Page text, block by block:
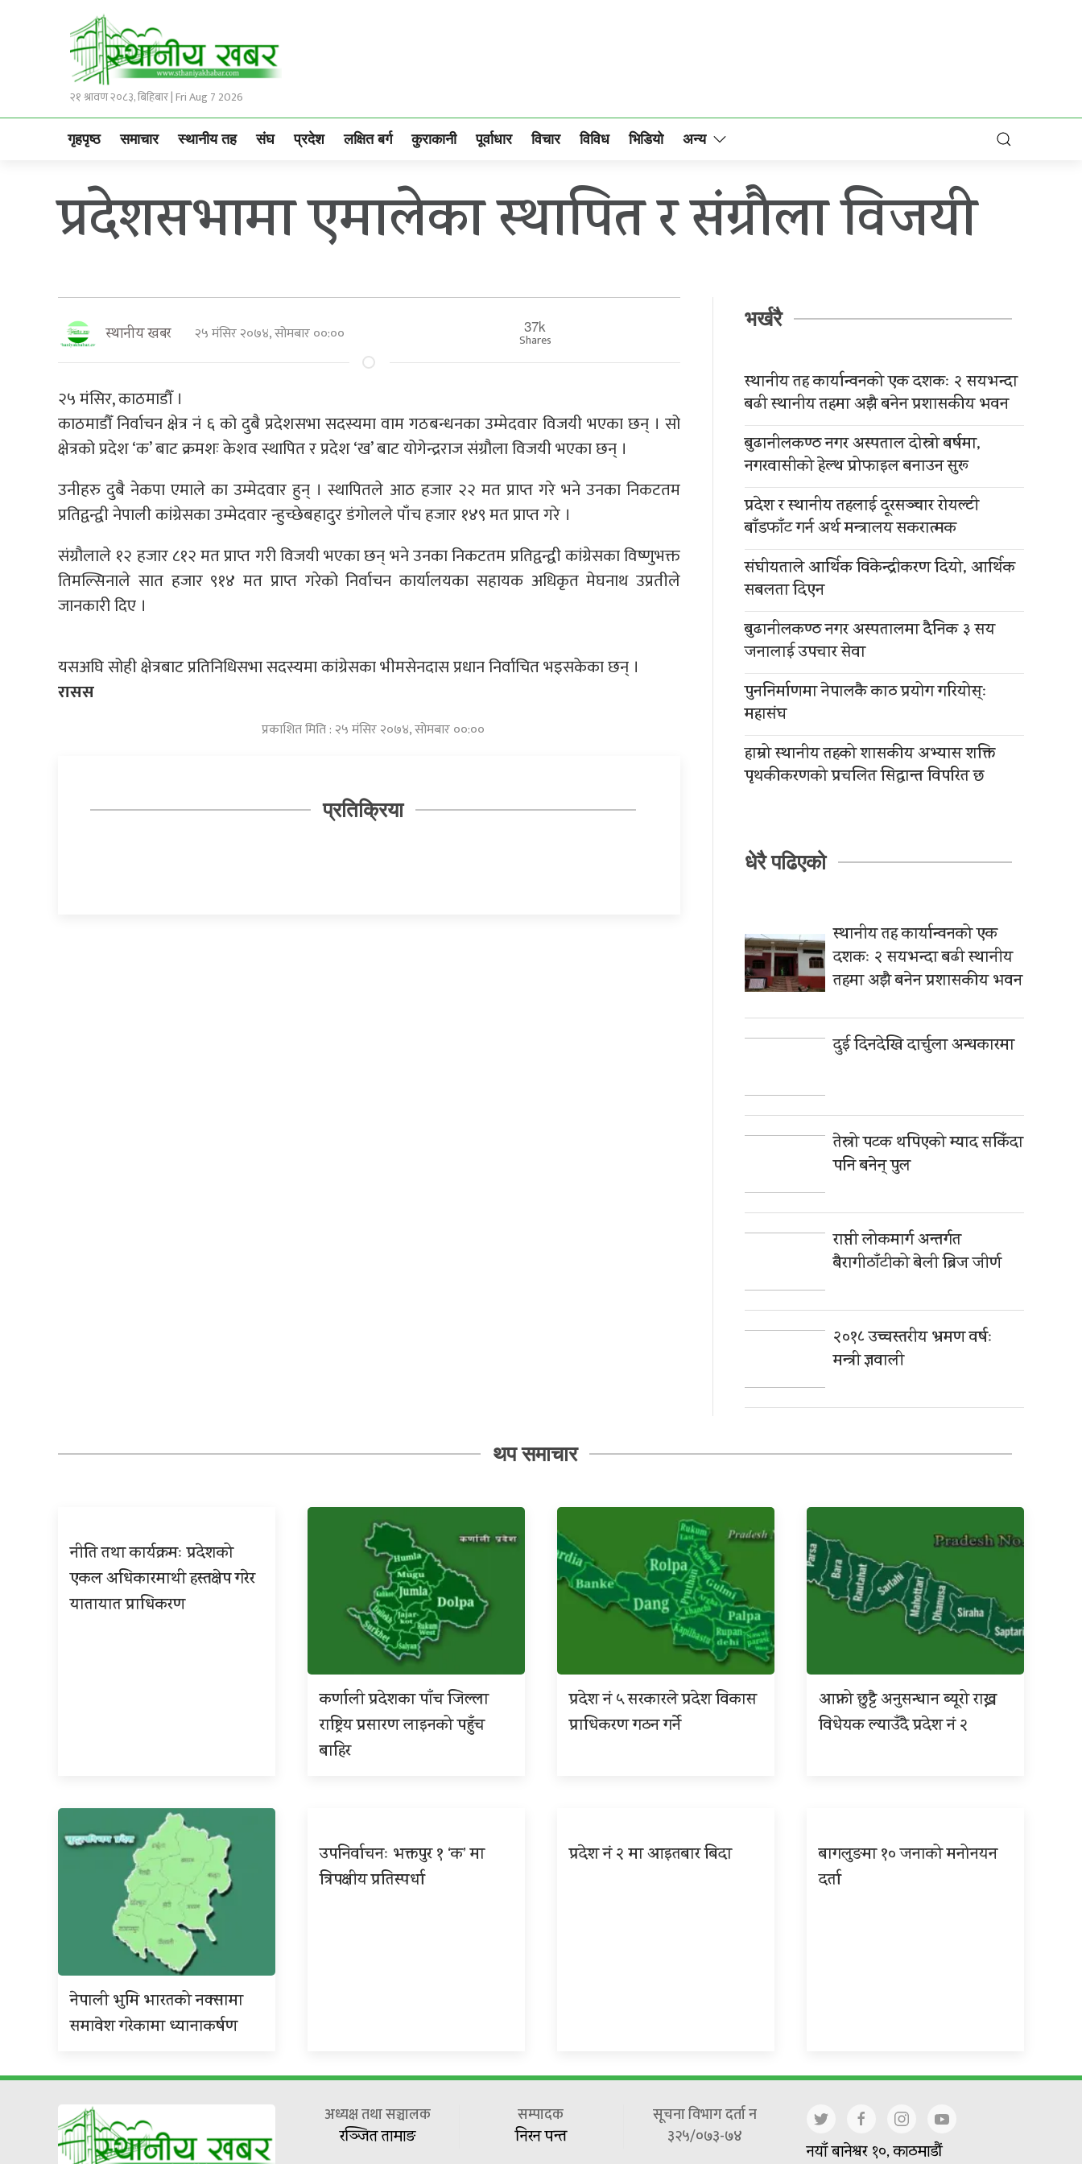
२१ श्रावण २०८३, बिहिबार | Fri Aug 7 2026
गृहपृष्ठ समाचार स्थानीय तह संघ प्रदेश लक्षित बर्ग कुराकानी पूर्वाधार विचार विविध भिडियो अन्य
प्रदेशसभामा एमालेका स्थापित र संग्रौला विजयी
स्थानीय खबर २५ मंसिर २०७४, सोमबार ००:०० 37k
Shares
२५ मंसिर, काठमाडौँ ।
काठमाडौँ निर्वाचन क्षेत्र नं ६ को दुबै प्रदेशसभा सदस्यमा वाम गठबन्धनका उम्मेदवार विजयी भएका छन् । सो
क्षेत्रको प्रदेश ‘क’ बाट क्रमशः केशव स्थापित र प्रदेश ‘ख’ बाट योगेन्द्रराज संग्रौला विजयी भएका छन् ।
उनीहरु दुबै नेकपा एमाले का उम्मेदवार हुन् । स्थापितले आठ हजार २२ मत प्राप्त गरे भने उनका निकटतम
प्रतिद्वन्द्वी नेपाली कांग्रेसका उम्मेदवार न्हुच्छेबहादुर डंगोलले पाँच हजार १४९ मत प्राप्त गरे ।
संग्रौलाले १२ हजार ८१२ मत प्राप्त गरी विजयी भएका छन् भने उनका निकटतम प्रतिद्वन्द्वी कांग्रेसका विष्णुभक्त
तिमल्सिनाले सात हजार ९१४ मत प्राप्त गरेको निर्वाचन कार्यालयका सहायक अधिकृत मेघनाथ उप्रतीले
जानकारी दिए ।
यसअघि सोही क्षेत्रबाट प्रतिनिधिसभा सदस्यमा कांग्रेसका भीमसेनदास प्रधान निर्वाचित भइसकेका छन् ।
रासस
प्रकाशित मिति : २५ मंसिर २०७४, सोमबार ००:००
प्रतिक्रिया
भर्खरै
स्थानीय तह कार्यान्वनको एक दशकः २ सयभन्दा
बढी स्थानीय तहमा अझै बनेन प्रशासकीय भवन
बुढानीलकण्ठ नगर अस्पताल दोस्रो बर्षमा,
नगरवासीको हेल्थ प्रोफाइल बनाउन सुरू
प्रदेश र स्थानीय तहलाई दूरसञ्चार रोयल्टी
बाँडफाँट गर्न अर्थ मन्त्रालय सकरात्मक
संघीयताले आर्थिक विकेन्द्रीकरण दियो, आर्थिक
सबलता दिएन
बुढानीलकण्ठ नगर अस्पतालमा दैनिक ३ सय
जनालाई उपचार सेवा
पुननिर्माणमा नेपालकै काठ प्रयोग गरियोस्ः
महासंघ
हाम्रो स्थानीय तहको शासकीय अभ्यास शक्ति
पृथकीकरणको प्रचलित सिद्धान्त विपरित छ
धेरै पढिएको
स्थानीय तह कार्यान्वनको एक
दशकः २ सयभन्दा बढी स्थानीय
तहमा अझै बनेन प्रशासकीय भवन
दुई दिनदेखि दार्चुला अन्धकारमा
तेस्रो पटक थपिएको म्याद सकिँदा
पनि बनेन् पुल
राप्ती लोकमार्ग अन्तर्गत
बैरागीठाँटीको बेली ब्रिज जीर्ण
२०१८ उच्चस्तरीय भ्रमण वर्षः
मन्त्री ज्ञवाली
थप समाचार
नीति तथा कार्यक्रमः प्रदेशको
एकल अधिकारमाथी हस्तक्षेप गरेर
यातायात प्राधिकरण
कर्णाली प्रदेशका पाँच जिल्ला
राष्ट्रिय प्रसारण लाइनको पहुँच
बाहिर
प्रदेश नं ५ सरकारले प्रदेश विकास
प्राधिकरण गठन गर्ने
आफ्नो छुट्टै अनुसन्धान ब्यूरो राख्न
विधेयक ल्याउँदै प्रदेश नं २
नेपाली भुमि भारतको नक्सामा
समावेश गरेकामा ध्यानाकर्षण
उपनिर्वाचनः भक्तपुर १ ‘क’ मा
त्रिपक्षीय प्रतिस्पर्धा
प्रदेश नं २ मा आइतबार बिदा
बागलुङमा १० जनाको मनोनयन
दर्ता
अध्यक्ष तथा सञ्चालक
रञ्जित तामाङ
सम्पादक
निरन पन्त
सूचना विभाग दर्ता न
३२५/०७३-७४
नयाँ बानेश्वर १०, काठमाडौं